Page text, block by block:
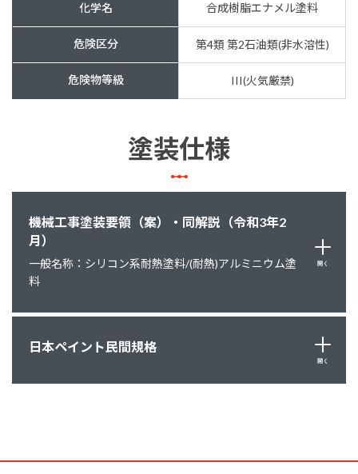
化学名 合成樹脂エナメル塗料
危険区分 第4類 第2石油類(非水溶性)
危険物等級 III(火気厳禁)
塗装仕様
機械工事塗装要領（案）・同解説（令和3年2
月）
一般名称：シリコン系耐熱塗料/(耐熱)アルミニウム塗
料
開く
日本ペイント民間規格
開く